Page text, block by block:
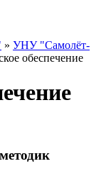
» УНУ "Самолёт-
обеспечение